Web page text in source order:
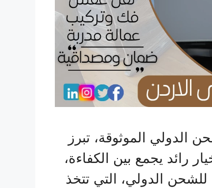
الموثوقة، تبرز
رائد يجمع بين الكفاءة،
للشحن الدولي، التي تتخذ